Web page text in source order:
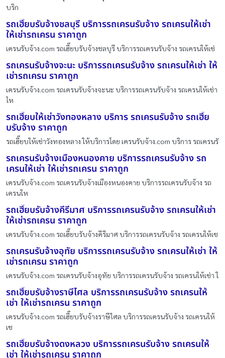
บริก
รถเฮี๊ยบรับจ้างชลบุรี บริการรถเครนรับจ้าง รถเครนให้เช่า
ให้เช่ารถเครน ราคาถูก
เครนรับจ้าง.com รถเฮี๊ยบรับจ้างชลบุรี บริการรถเครนรับจ้าง รถเครนให้เช่
รถเครนรับจ้างจะนะ บริการรถเครนรับจ้าง รถเครนให้เช่า ให้
เช่ารถเครน ราคาถูก
เครนรับจ้าง.com รถเครนรับจ้างจะนะ บริการรถเครนรับจ้าง รถเครนให้เช่า
ให
รถเฮี๊ยบให้เช่าวังทองหลาง บริการ รถเครนรับจ้าง รถเฮี๊ย
บรับจ้าง ราคาถูก
รถเฮี๊ยบให้เช่าวังทองหลาง ให้บริการโดย เครนรับจ้าง.com บริการ รถเครนรั
รถเครนรับจ้างเมืองหนองคาย บริการรถเครนรับจ้าง รถ
เครนให้เช่า ให้เช่ารถเครน ราคาถูก
เครนรับจ้าง.com รถเครนรับจ้างเมืองหนองคาย บริการรถเครนรับจ้าง รถ
เครนให
รถเฮี๊ยบรับจ้างคีรีมาศ บริการรถเครนรับจ้าง รถเครนให้เช่า
ให้เช่ารถเครน ราคาถูก
เครนรับจ้าง.com รถเฮี๊ยบรับจ้างคีรีมาศ บริการรถเครนรับจ้าง รถเครนให้เช
รถเครนรับจ้างอุทัย บริการรถเครนรับจ้าง รถเครนให้เช่า ให้
เช่ารถเครน ราคาถูก
เครนรับจ้าง.com รถเครนรับจ้างอุทัย บริการรถเครนรับจ้าง รถเครนให้เช่า ใ
รถเฮี๊ยบรับจ้างราษีไศล บริการรถเครนรับจ้าง รถเครนให้
เช่า ให้เช่ารถเครน ราคาถูก
เครนรับจ้าง.com รถเฮี๊ยบรับจ้างราษีไศล บริการรถเครนรับจ้าง รถเครนให้
เช
รถเฮี๊ยบรับจ้างดงหลวง บริการรถเครนรับจ้าง รถเครนให้
เช่า ให้เช่ารถเครน ราคาถูก